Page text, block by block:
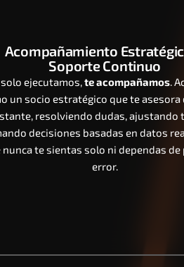
Acompañamiento
Soporte Continuo
solo ejecutamos, te acompañamos.
un socio estratégico que te asesora
resolviendo dudas, ajustando
decisiones basadas en datos
nunca te sientas solo ni dependas de
error.